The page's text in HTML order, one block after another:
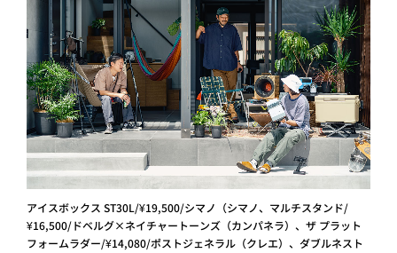
アイスボックス ST30L/¥19,500/シマノ（シマノ、マルチスタンド/
¥16,500/ドベルグ×ネイチャートーンズ（カンパネラ）、ザ プラット
フォームラダー/¥14,080/ポストジェネラル（クレエ）、ダブルネスト